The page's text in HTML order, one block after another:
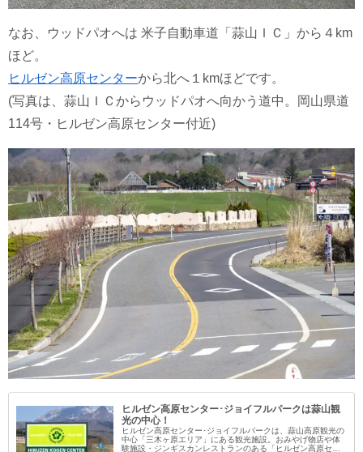
なお、ウッドパオへは 米子自動車道「蒜山ＩＣ」から４km
ほど。
ヒルゼン高原センターから北へ１kmほどです。
(写真は、蒜山ＩＣからウッドパオへ向かう道中。岡山県道
114号・ヒルゼン高原センター付近)
ヒルゼン高原センター･ジョイフルパークは蒜山観
光の中心！
ヒルゼン高原センター･ジョイフルパークは、蒜山高原観光の
中心「三木ヶ原エリア」にある観光施設。おみやげ物店や体
験施設・ジンギスカンレストランのある「ヒルゼン高原セン